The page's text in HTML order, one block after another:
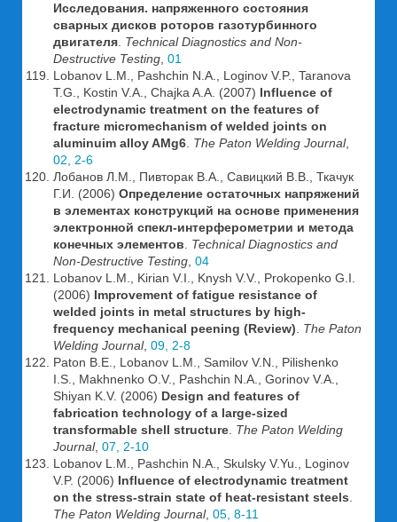
Исследования. напряженного состояния
сварных дисков роторов газотурбинного
двигателя Technical Diagnostics and Non-
Destructive Testing 01
Lobanov L.M., Pashchin N.A., Loginov V.P., Taranova
T.G., Kostin V.A., Chajka A.A. (2007) Influence of
electrodynamic treatment on the features of
fracture micromechanism of welded joints on
aluminuim alloy AMg6 The Paton Welding Journal,
02, 2-6
Лобанов Л.М., Пивторак В.А., Савицкий В.В., Ткачук
Г.И. (2006) Определение остаточных напряжений
в элементах конструкций на основе применения
электронной спекл-интерферометрии и метода
конечных элементов
Technical Diagnostics and
Non-Destructive Testing 04
Lobanov L.M., Kirian V.I., Knysh V.V., Prokopenko G.I.
(2006) Improvement of fatigue resistance of
welded joints in metal structures by high-
frequency mechanical peening (Review)
The Paton
Welding Journal, 09, 2-8
Paton B.E., Lobanov L.M., Samilov V.N., Pilishenko
I.S., Makhnenko O.V., Pashchin N.A., Gorinov V.A.,
Shiyan K.V. (2006) Design and features of
fabrication technology of a large-sized
transformable shell structure The Paton Welding
Journal, 07, 2-10
Lobanov L.M., Pashchin N.A., Skulsky V.Yu., Loginov
V.P. (2006) Influence of electrodynamic treatment
on the stress-strain state of heat-resistant steels
The Paton Welding Journal, 05, 8-11